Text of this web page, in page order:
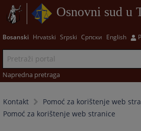
Osnovni sud u
Bosanski Hrvatski Srpski Српски English
Napredna pretraga
Kontakt
Pomoć za korištenje web
Pomoć za korištenje web stranice